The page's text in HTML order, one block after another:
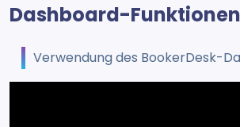
Dashboard-Funktionen
Verwendung des BookerDesk-